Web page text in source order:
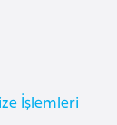
İşlemleri